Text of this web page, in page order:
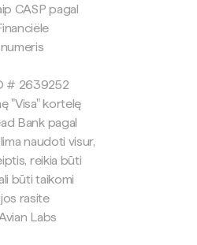
CASP pagal
# 2639252
"Visa" kortelę
Bank pagal
naudoti visur,
reikia būti
būti taikomi
rasite
Labs